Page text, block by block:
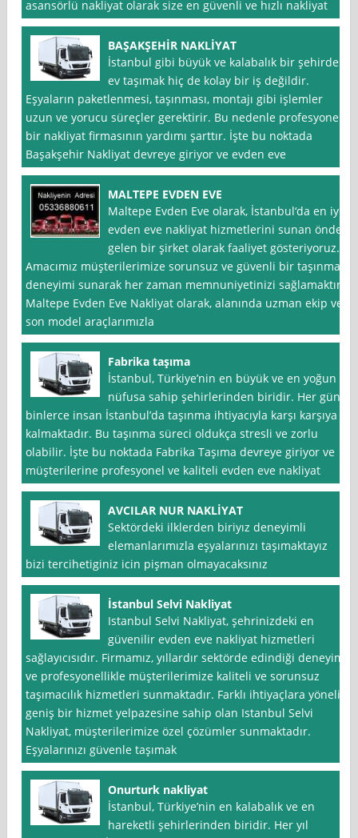
asansörlü nakliyat olarak size en güvenli ve hızlı nakliyat
BAŞAKŞEHİR NAKLİYAT
İstanbul gibi büyük ve kalabalık bir şehirde
ev taşımak hiç de kolay bir iş değildir.
Eşyaların paketlenmesi, taşınması, montajı gibi işlemler
uzun ve yorucu süreçler gerektirir. Bu nedenle profesyonel
bir nakliyat firmasının yardımı şarttır. İşte bu noktada
Başakşehir Nakliyat devreye giriyor ve evden eve
MALTEPE EVDEN EVE
Maltepe Evden Eve olarak, İstanbul‘da en iyi
evden eve nakliyat hizmetlerini sunan önde
gelen bir şirket olarak faaliyet gösteriyoruz.
Amacımız müşterilerimize sorunsuz ve güvenli bir taşınma
deneyimi sunarak her zaman memnuniyetinizi sağlamaktır.
Maltepe Evden Eve Nakliyat olarak, alanında uzman ekip ve
son model araçlarımızla
Fabrika taşıma
İstanbul, Türkiye’nin en büyük ve en yoğun
nüfusa sahip şehirlerinden biridir. Her gün
binlerce insan İstanbul’da taşınma ihtiyacıyla karşı karşıya
kalmaktadır. Bu taşınma süreci oldukça stresli ve zorlu
olabilir. İşte bu noktada Fabrika Taşıma devreye giriyor ve
müşterilerine profesyonel ve kaliteli evden eve nakliyat
AVCILAR NUR NAKLİYAT
Sektördeki ilklerden biriyız deneyimli
elemanlarımızla eşyalarınızı taşımaktayız
bizi tercihetiginiz icin pişman olmayacaksınız
İstanbul Selvi Nakliyat
Istanbul Selvi Nakliyat, şehrinizdeki en
güvenilir evden eve nakliyat hizmetleri
sağlayıcısıdır. Firmamız, yıllardır sektörde edindiği deneyim
ve profesyonellikle müşterilerimize kaliteli ve sorunsuz
taşımacılık hizmetleri sunmaktadır. Farklı ihtiyaçlara yönelik
geniş bir hizmet yelpazesine sahip olan Istanbul Selvi
Nakliyat, müşterilerimize özel çözümler sunmaktadır.
Eşyalarınızı güvenle taşımak
Onurturk nakliyat
İstanbul, Türkiye’nin en kalabalık ve en
hareketli şehirlerinden biridir. Her yıl